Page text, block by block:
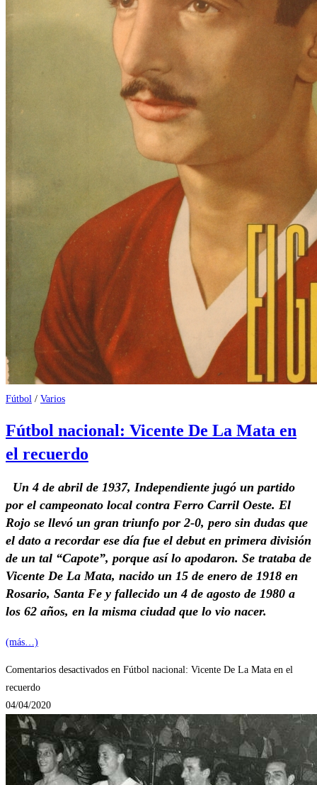
Fútbol / Varios
Fútbol nacional: Vicente De La Mata en
el recuerdo
Un 4 de abril de 1937, Independiente jugó un partido
por el campeonato local contra Ferro Carril Oeste. El
Rojo se llevó un gran triunfo por 2-0, pero sin dudas que
el dato a recordar ese día fue el debut en primera división
de un tal “Capote”, porque así lo apodaron. Se trataba de
Vicente De La Mata, nacido un 15 de enero de 1918 en
Rosario, Santa Fe y fallecido un 4 de agosto de 1980 a
los 62 años, en la misma ciudad que lo vio nacer.
(más…)
Comentarios desactivados en Fútbol nacional: Vicente De La Mata en el
recuerdo
04/04/2020